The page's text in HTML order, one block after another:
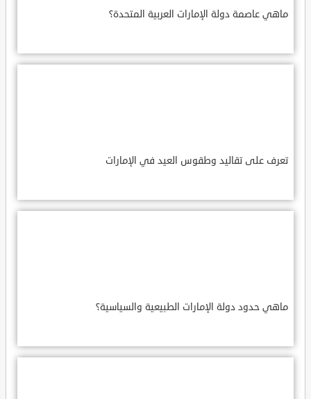
ماهي عاصمة دولة الإمارات العربية المتحدة؟
تعرف على تقاليد وطقوس العيد في الإمارات
ماهي حدود دولة الإمارات الطبيعية والسياسية؟